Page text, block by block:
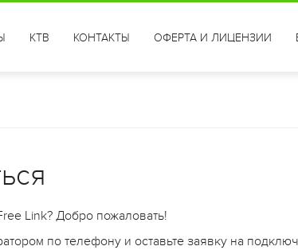
КТВ КОНТАКТЫ ОФЕРТА И ЛИЦЕНЗИИ
Link? Добро пожаловать!
по телефону и оставьте заявку на